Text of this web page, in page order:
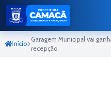
Início
Garagem Municipal vai
recepção